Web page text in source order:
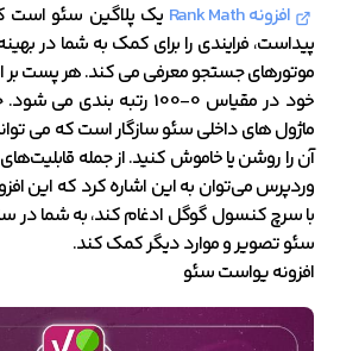
افزونه Rank Math
یک پلاگین سئو است
پیداست، فرایندی را برای کمک به شما در
موتورهای جستجو معرفی می کند. هر پست
خود در مقیاس 0-100 رتبه
ماژول های داخلی سئو سازگار است که می
آن را روشن یا خاموش کنید. از جمله
وردپرس می‌توان به این اشاره کرد که این
با سرچ کنسول گوگل ادغام کند، به شما در
سئو تصویر و موارد دیگر کمک کند.
افزونه یواست سئو